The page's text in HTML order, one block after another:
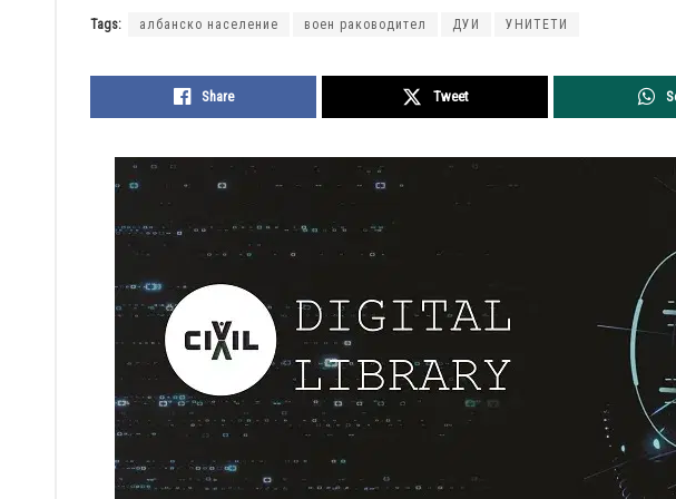
Tags: албанско население воен раководител ДУИ УНИТЕТИ
Share Tweet